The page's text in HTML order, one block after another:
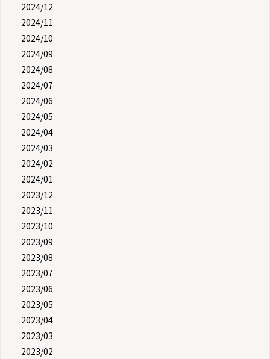
2024/12
2024/11
2024/10
2024/09
2024/08
2024/07
2024/06
2024/05
2024/04
2024/03
2024/02
2024/01
2023/12
2023/11
2023/10
2023/09
2023/08
2023/07
2023/06
2023/05
2023/04
2023/03
2023/02